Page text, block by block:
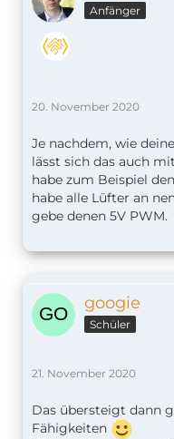
Anfänger
20. November 2020
Je nachdem, wie
lässt sich das auch
habe zum Beispiel
habe alle Lüfter an
gebe denen 5V PWM.
googie
Schüler
21. November 2020
Das übersteigt dann
Fähigkeiten